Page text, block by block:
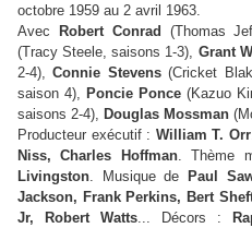
octobre 1959 au 2 avril 1963.
Avec
Robert Conrad (Thomas
(Tracy Steele, saisons 1-3), Grant
2-4),Connie Stevens(Cricket
saison 4), Poncie Ponce(Kazuo
saisons 2-4), Douglas Mossman
Producteur exécutif : William T. Orr
Niss, Charles Hoffman. Thème
Livingston. Musique de
Paul
Jackson, Frank Perkins, Bert
Jr, Robert Watts... Décors :